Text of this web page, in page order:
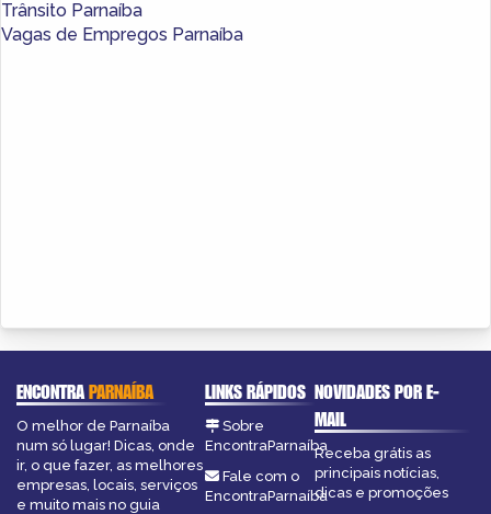
Trânsito Parnaíba
Vagas de Empregos Parnaíba
ENCONTRAPARNAÍBA
O melhor de Parnaíba
num só lugar! Dicas, onde
ir, o que fazer, as melhores
empresas, locais, serviços
e muito mais no guia
LINKS RÁPIDOS
Sobre
EncontraParnaíba
Fale com o
EncontraParnaíba
NOVIDADES POR E-
MAIL
Receba grátis as
principais notícias,
dicas e promoções